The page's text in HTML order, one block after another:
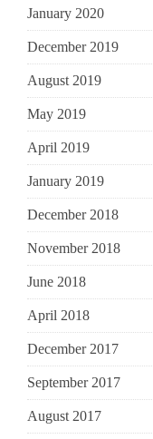
January 2020
December 2019
August 2019
May 2019
April 2019
January 2019
December 2018
November 2018
June 2018
April 2018
December 2017
September 2017
August 2017